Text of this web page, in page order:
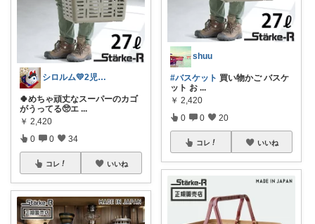
シロルム💛2児ママ
🍀めちゃ頑丈なスーパーのカゴ
がうってる🥺エ ...
￥ 2,420
0 0 34
コレ いいね
shuu
#バスケット 買い物かご バスケ
ット お ...
￥ 2,420
0 0 20
コレ いいね